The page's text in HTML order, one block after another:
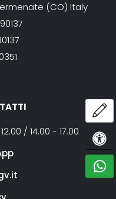
(CO) Italy
/ 14.00 - 17.00